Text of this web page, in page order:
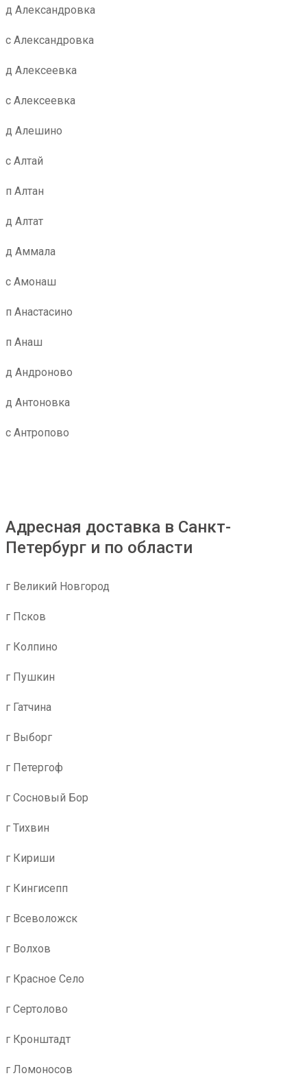
д Александровка
с Александровка
д Алексеевка
с Алексеевка
д Алешино
с Алтай
п Алтан
д Алтат
д Аммала
с Амонаш
п Анастасино
п Анаш
д Андроново
д Антоновка
с Антропово
Адресная доставка в Санкт-
Петербург и по области
г Великий Новгород
г Псков
г Колпино
г Пушкин
г Гатчина
г Выборг
г Петергоф
г Сосновый Бор
г Тихвин
г Кириши
г Кингисепп
г Всеволожск
г Волхов
г Красное Село
г Сертолово
г Кронштадт
г Ломоносов